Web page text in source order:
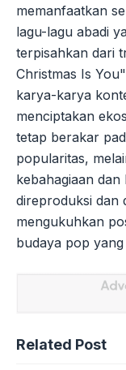
memanfaatkan
lagu-lagu abadi
terpisahkan dari
Christmas Is
karya-karya
menciptakan
tetap berakar
popularitas,
kebahagiaan
direproduksi dan
mengukuhkan
budaya pop
Related Post